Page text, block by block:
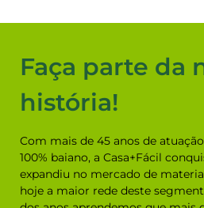
objetivo não é conquistar o
consequência de nosso esforço
Esteja por dentro de
novidades e eventos
especiais!